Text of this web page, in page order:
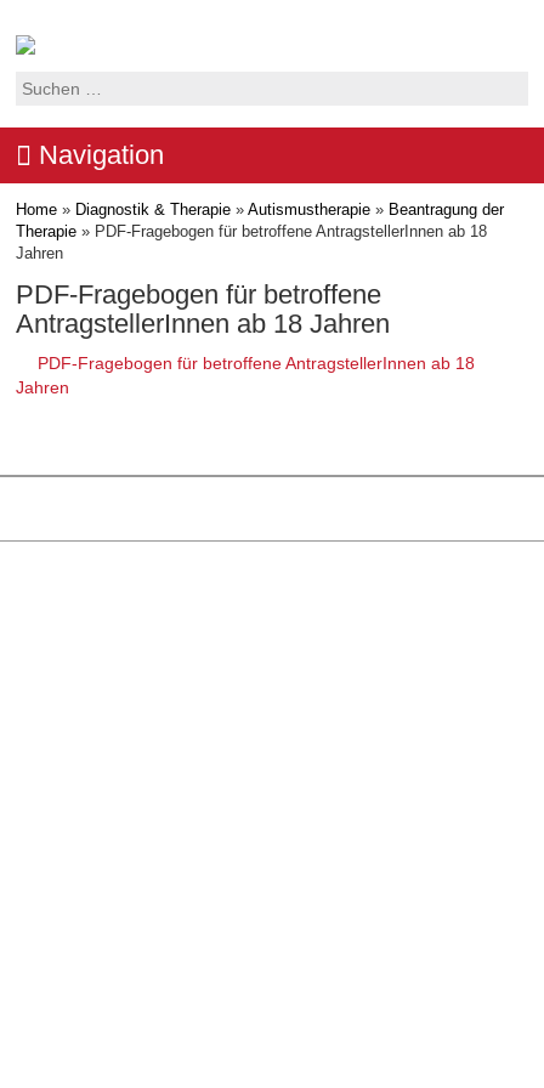
Suchen
Navigation
Home » Diagnostik & Therapie » Autismustherapie » Beantragung der
Therapie » PDF-Fragebogen für betroffene AntragstellerInnen ab 18
Jahren
PDF-Fragebogen für betroffene
AntragstellerInnen ab 18 Jahren
PDF-Fragebogen für betroffene AntragstellerInnen ab 18
Jahren